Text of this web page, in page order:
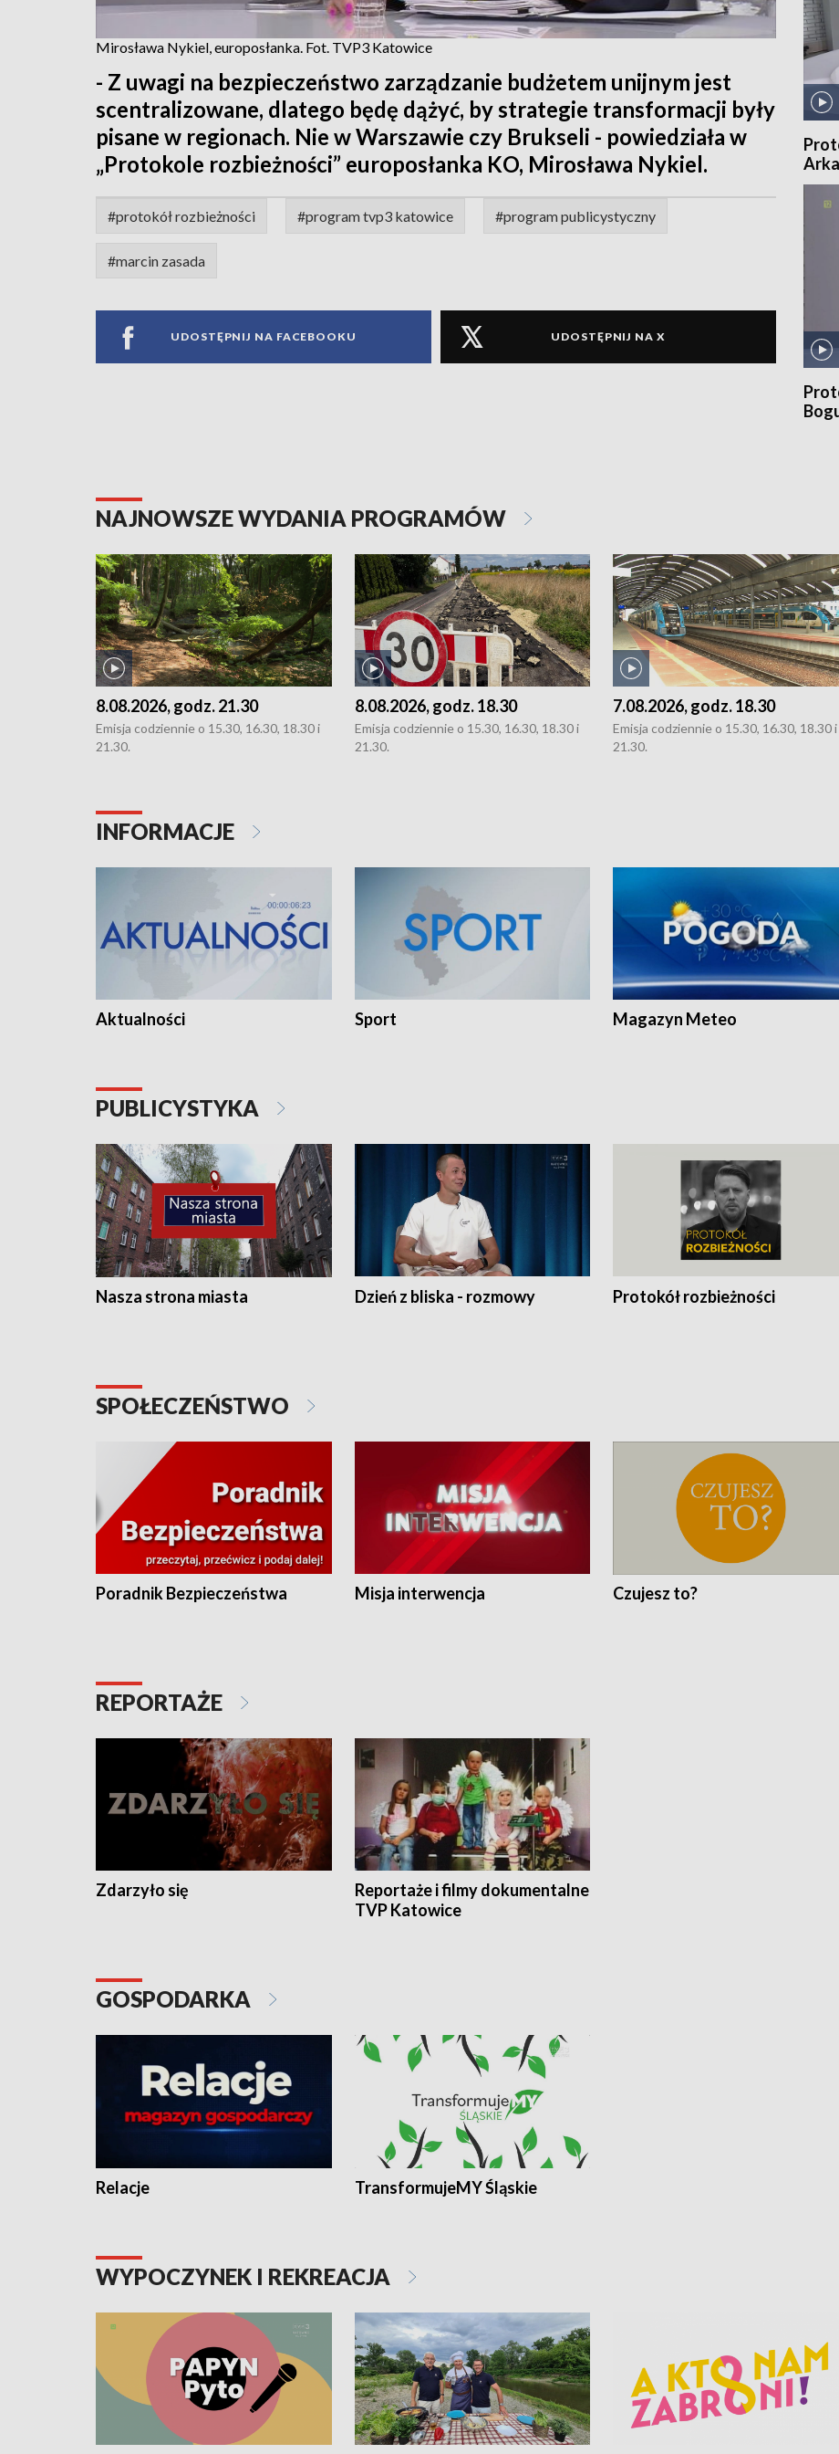
Mirosława Nykiel, europosłanka. Fot. TVP3 Katowice
- Z uwagi na bezpieczeństwo zarządzanie budżetem unijnym jest
scentralizowane, dlatego będę dążyć, by strategie transformacji były
pisane w regionach. Nie w Warszawie czy Brukseli - powiedziała w
„Protokole rozbieżności” europosłanka KO, Mirosława Nykiel.
#protokół rozbieżności #program tvp3 katowice #program publicystyczny
#marcin zasada
UDOSTĘPNIJ NA FACEBOOKU UDOSTĘPNIJ NA X
NAJNOWSZE WYDANIA PROGRAMÓW
8.08.2026, godz. 21.30
Emisja codziennie o 15.30, 16.30, 18.30 i
21.30.
8.08.2026, godz. 18.30
Emisja codziennie o 15.30, 16.30, 18.30 i
21.30.
7.08.2026, godz. 18.30
Emisja codziennie o 15.30, 16.30, 18.30 i
21.30.
INFORMACJE
Aktualności Sport Magazyn Meteo
PUBLICYSTYKA
Nasza strona miasta Dzień z bliska - rozmowy Protokół rozbieżności
SPOŁECZEŃSTWO
Poradnik Bezpieczeństwa Misja interwencja Czujesz to?
REPORTAŻE
Zdarzyło się
Reportaże i filmy dokumentalne
TVP Katowice
GOSPODARKA
Relacje TransformujeMY Śląskie
WYPOCZYNEK I REKREACJA